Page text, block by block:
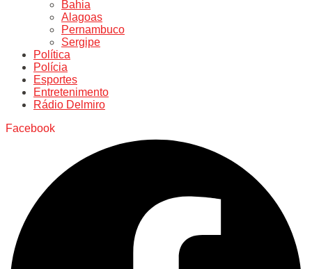
Bahia
Alagoas
Pernambuco
Sergipe
Política
Polícia
Esportes
Entretenimento
Rádio Delmiro
Facebook